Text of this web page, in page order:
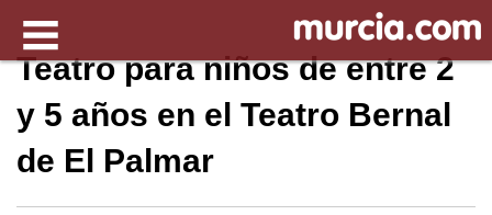
Teatro para niños de entre 2
y 5 años en el Teatro Bernal
de El Palmar